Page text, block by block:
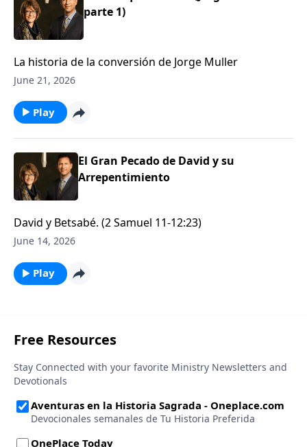
parte 1)
La historia de la conversión de Jorge Muller
June 21, 2026
Play
El Gran Pecado de David y su
Arrepentimiento
David y Betsabé. (2 Samuel 11-12:23)
June 14, 2026
Play